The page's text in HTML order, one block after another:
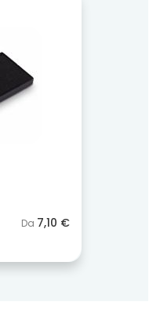
Da 7,10 €